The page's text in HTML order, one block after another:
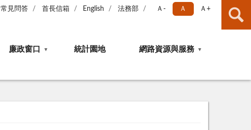
常見問答 首長信箱 English 法務部 Ａ- Ａ Ａ+
廉政窗口 統計園地 網路資源與服務